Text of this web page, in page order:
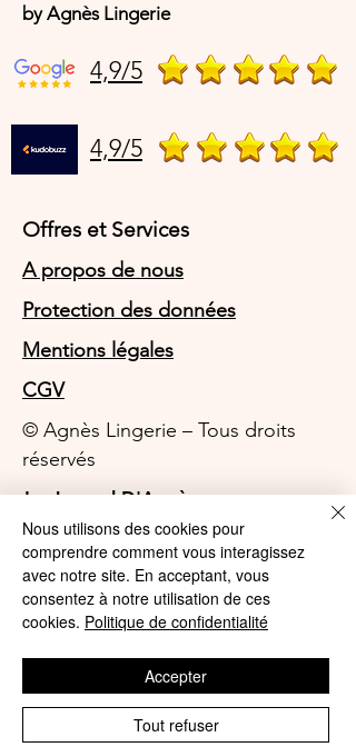
by Agnès Lingerie
4,9/5
4,9/5
Offres et Services
A propos de nous
Protection des données
Mentions légales
CGV
© Agnès Lingerie – Tous droits
réservés
Le Journal D'Agnès
Le Journal D'Agnès
Guide des tailles
Livraison 100% gratuite en point
relais et gratuite à domicile à partir
de 59€ en France métropolitaine
Parrainer un ami
Le programme de fidelité
Ma Box Culottes
Nous utilisons des cookies pour
comprendre comment vous interagissez
avec notre site. En acceptant, vous
consentez à notre utilisation de ces
cookies. Politique de confidentialité
Tout refuser
Accepter